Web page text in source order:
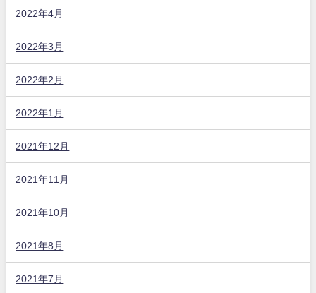
2022年4月
2022年3月
2022年2月
2022年1月
2021年12月
2021年11月
2021年10月
2021年8月
2021年7月